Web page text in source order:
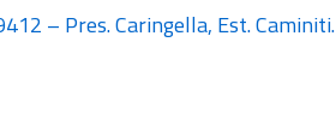
– Pres. Caringella, Est. Caminiti.